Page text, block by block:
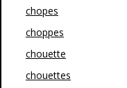
chopes
choppes
chouette
chouettes